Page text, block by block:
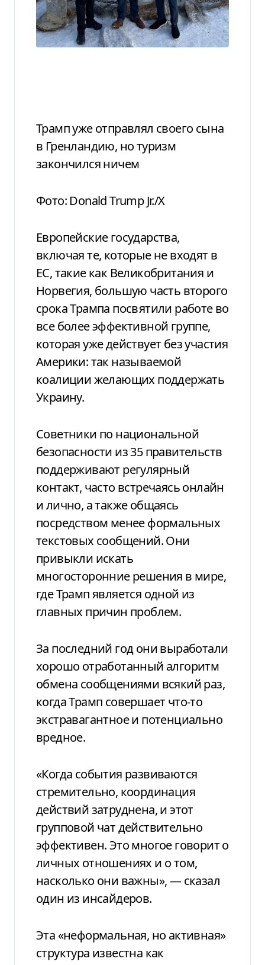
Трамп уже отправлял своего сына
в Гренландию, но туризм
закончился ничем
Фото: Donald Trump Jr./X
Европейские государства,
включая те, которые не входят в
ЕС, такие как Великобритания и
Норвегия, большую часть второго
срока Трампа посвятили работе во
все более эффективной группе,
которая уже действует без участия
Америки: так называемой
коалиции желающих поддержать
Украину.
Советники по национальной
безопасности из 35 правительств
поддерживают регулярный
контакт, часто встречаясь онлайн
и лично, а также общаясь
посредством менее формальных
текстовых сообщений. Они
привыкли искать
многосторонние решения в мире,
где Трамп является одной из
главных причин проблем.
За последний год они выработали
хорошо отработанный алгоритм
обмена сообщениями всякий раз,
когда Трамп совершает что-то
экстравагантное и потенциально
вредное.
«Когда события развиваются
стремительно, координация
действий затруднена, и этот
групповой чат действительно
эффективен. Это многое говорит о
личных отношениях и о том,
насколько они важны», — сказал
один из инсайдеров.
Эта «неформальная, но активная»
структура известна как